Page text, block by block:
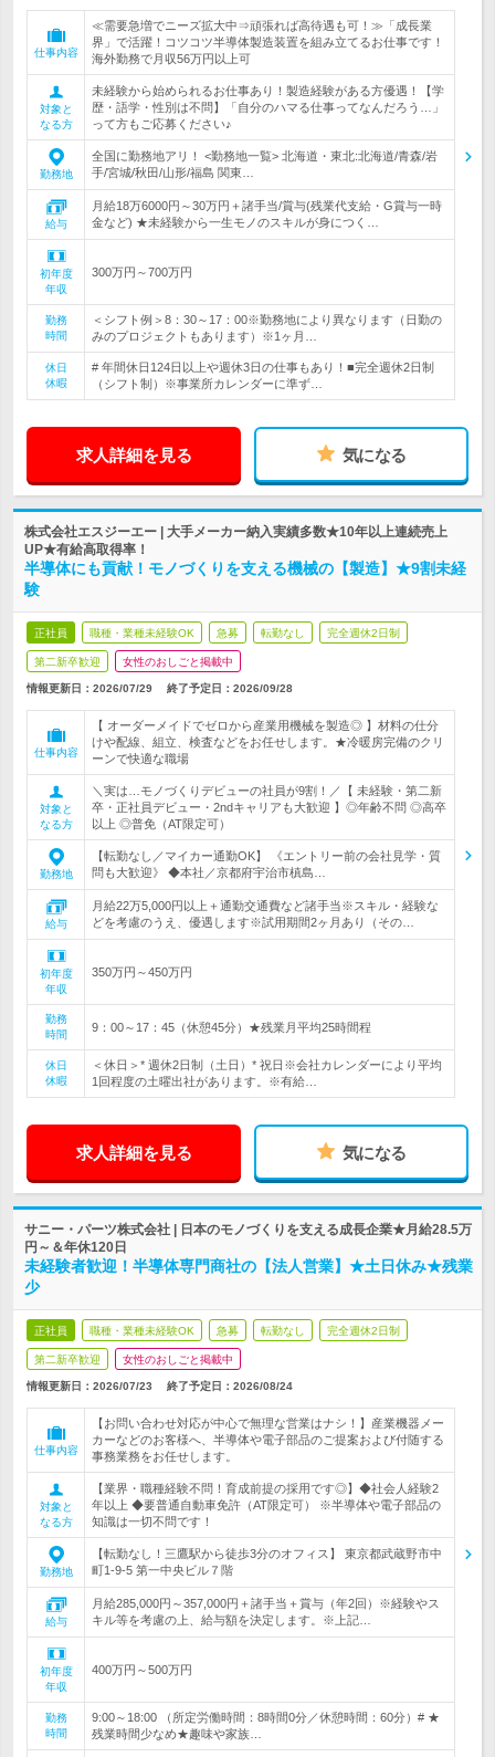
仕事内容
≪需要急増でニーズ拡大中⇒頑張れば高待遇も可！≫「成長業
界」で活躍！コツコツ半導体製造装置を組み立てるお仕事です！
海外勤務で月収56万円以上可
対象と
なる方
未経験から始められるお仕事あり！製造経験がある方優遇！【学
歴・語学・性別は不問】「自分のハマる仕事ってなんだろう…」
って方もご応募ください♪
勤務地
全国に勤務地アリ！ <勤務地一覧> 北海道・東北:北海道/青森/岩
手/宮城/秋田/山形/福島 関東…
給与
月給18万6000円～30万円＋諸手当/賞与(残業代支給・G賞与一時
金など) ★未経験から一生モノのスキルが身につく…
初年度
年収
300万円～700万円
勤務
時間
＜シフト例＞8：30～17：00※勤務地により異なります（日勤の
みのプロジェクトもあります）※1ヶ月…
休日
休暇
# 年間休日124日以上や週休3日の仕事もあり！■完全週休2日制
（シフト制）※事業所カレンダーに準ず…
求人詳細を見る 気になる
株式会社エスジーエー | 大手メーカー納入実績多数★10年以上連続売上
UP★有給高取得率！
半導体にも貢献！モノづくりを支える機械の【製造】★9割未経
験
正社員 職種・業種未経験OK 急募 転勤なし 完全週休2日制
第二新卒歓迎 女性のおしごと掲載中
情報更新日：2026/07/29 終了予定日： 2026/09/28
仕事内容
【 オーダーメイドでゼロから産業用機械を製造◎ 】材料の仕分
けや配線、組立、検査などをお任せします。★冷暖房完備のクリ
ーンで快適な職場
対象と
なる方
＼実は…モノづくりデビューの社員が9割！／【 未経験・第二新
卒・正社員デビュー・2ndキャリアも大歓迎 】◎年齢不問 ◎高卒
以上 ◎普免（AT限定可）
勤務地
【転勤なし／マイカー通勤OK】 《エントリー前の会社見学・質
問も大歓迎》 ◆本社／京都府宇治市槙島…
給与
月給22万5,000円以上＋通勤交通費など諸手当※スキル・経験な
どを考慮のうえ、優遇します※試用期間2ヶ月あり（その…
初年度
年収
350万円～450万円
勤務
時間
9：00～17：45（休憩45分）★残業月平均25時間程
休日
休暇
＜休日＞* 週休2日制（土日）* 祝日※会社カレンダーにより平均
1回程度の土曜出社があります。※有給…
求人詳細を見る 気になる
サニー・パーツ株式会社 | 日本のモノづくりを支える成長企業★月給28.5万
円～＆年休120日
未経験者歓迎！半導体専門商社の【法人営業】★土日休み★残業
少
正社員 職種・業種未経験OK 急募 転勤なし 完全週休2日制
第二新卒歓迎 女性のおしごと掲載中
情報更新日：2026/07/23 終了予定日： 2026/08/24
仕事内容
【お問い合わせ対応が中心で無理な営業はナシ！】産業機器メー
カーなどのお客様へ、半導体や電子部品のご提案および付随する
事務業務をお任せします。
対象と
なる方
【業界・職種経験不問！育成前提の採用です◎】◆社会人経験2
年以上 ◆要普通自動車免許（AT限定可） ※半導体や電子部品の
知識は一切不問です！
勤務地
【転勤なし！三鷹駅から徒歩3分のオフィス】 東京都武蔵野市中
町1-9-5 第一中央ビル７階
給与
月給285,000円～357,000円＋諸手当＋賞与（年2回）※経験やス
キル等を考慮の上、給与額を決定します。※上記…
初年度
年収
400万円～500万円
勤務
時間
9:00～18:00 （所定労働時間：8時間0分／休憩時間：60分）# ★
残業時間少なめ★趣味や家族…